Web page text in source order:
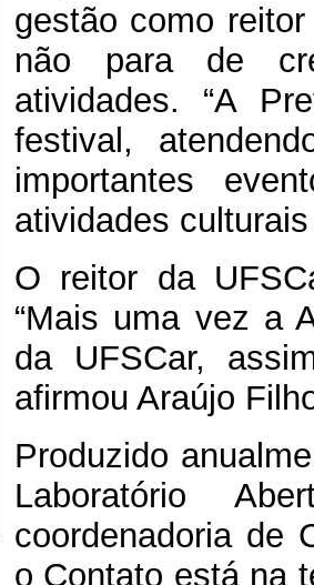
gestão como
não para de
atividades. “A
festival,
importantes
atividades
O reitor da
“Mais uma vez a
da UFSCar,
afirmou Araújo
Produzido
Laboratório
coordenadoria de
o Contato está na